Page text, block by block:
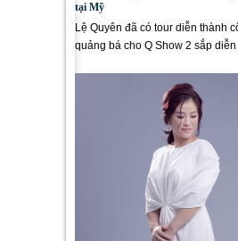
tại Mỹ
Lệ Quyên đã có tour diễn thành
quảng bá cho Q Show 2 sắp